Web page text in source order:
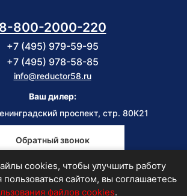
8-800-2000-220
+7 (495) 979-59-95
+7 (495) 978-58-85
info@reductor58.ru
Ваш дилер:
проспект, стр. 80К21
Обратный звонок
Пн-Пт
9:00-18:00
cookies, чтобы улучшить работу
сайтом, вы соглашаетесь
файлов cookies.